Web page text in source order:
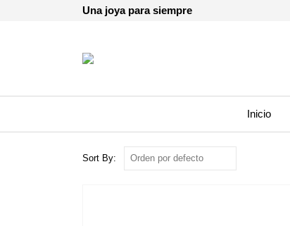
Una joya para siempre
Inicio
Sort By: